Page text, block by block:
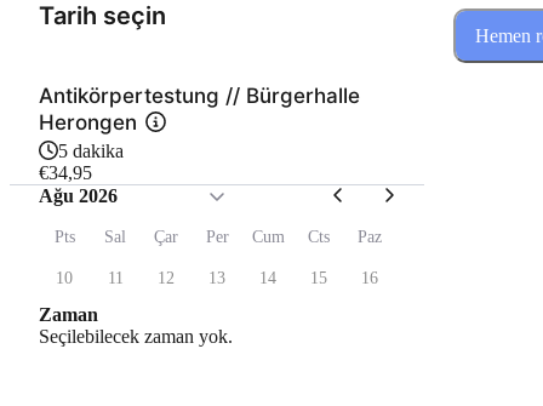
Tarih seçin
Antikörpertestung // Bürgerhalle
Herongen
5 dakika
€34,95
Ağu 2026
Pts Sal Çar Per Cum Cts Paz
10 11 12 13 14 15 16
Zaman
Seçilebilecek zaman yok.
Hemen